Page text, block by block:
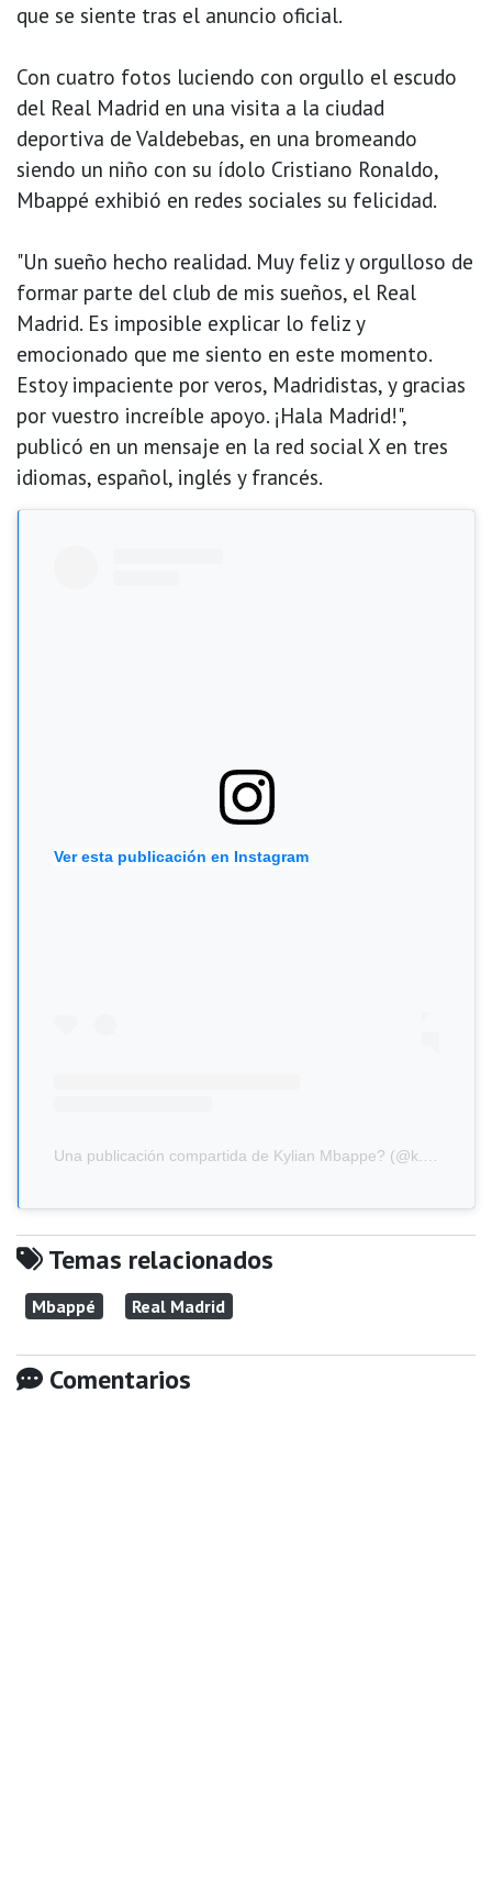
que se siente tras el anuncio oficial.
Con cuatro fotos luciendo con orgullo el escudo
del Real Madrid en una visita a la ciudad
deportiva de Valdebebas, en una bromeando
siendo un niño con su ídolo Cristiano Ronaldo,
Mbappé exhibió en redes sociales su felicidad.
"Un sueño hecho realidad. Muy feliz y orgulloso de
formar parte del club de mis sueños, el Real
Madrid. Es imposible explicar lo feliz y
emocionado que me siento en este momento.
Estoy impaciente por veros, Madridistas, y gracias
por vuestro increíble apoyo. ¡Hala Madrid!",
publicó en un mensaje en la red social X en tres
idiomas, español, inglés y francés.
Ver esta publicación en Instagram
Una publicación compartida de Kylian Mbappe? (@k.mbappe)
Temas relacionados
Mbappé Real Madrid
Comentarios